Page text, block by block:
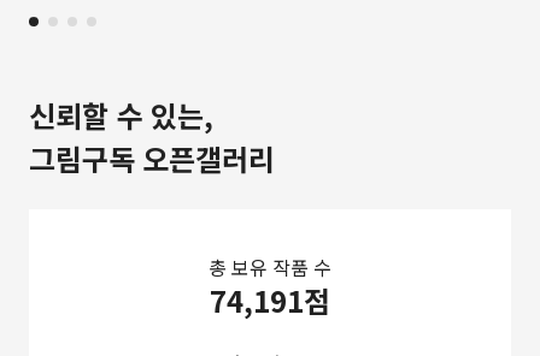
신뢰할 수 있는,
그림구독 오픈갤러리
총 보유 작품 수
74,191점